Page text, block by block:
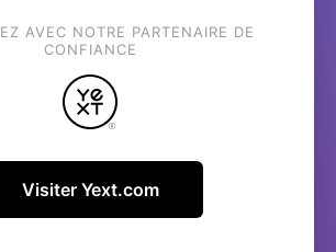
AVEC NOTRE PARTENAIRE DE
CONFIANCE
Visiter Yext.com